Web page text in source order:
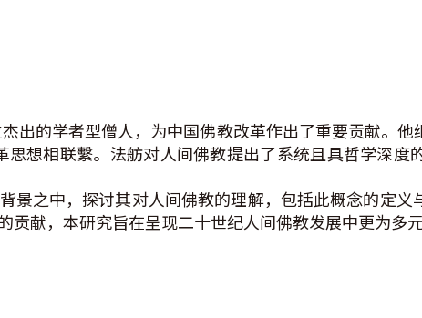
出的学者型僧人，为中国佛教改革作出了重要贡献。他
思想相联繫。法舫对人间佛教提出了系统且具哲学深
景之中，探讨其对人间佛教的理解，包括此概念的定
献，本研究旨在呈现二十世纪人间佛教发展中更为多元